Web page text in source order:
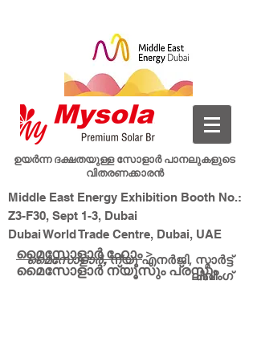
ഉയർന്ന ദക്ഷതയുള്ള സോളാർ പാനലുകളുടെ
വിതരണക്കാരൻ
Middle East Energy Exhibition Booth No.:
Z3-F30, Sept 1-3, Dubai
Dubai World Trade Centre, Dubai, UAE
മൈസോളാർ, ന്യൂ എനർജി, സ്മാർട്ട്
ലിവിംഗ്
മൈസോളാർ ഹോം>
മൈസോളാർ ന്യൂസും പ്രസ്സും